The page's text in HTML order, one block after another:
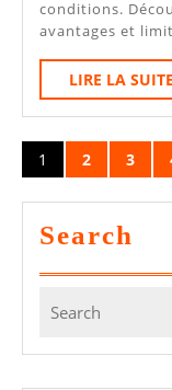
W
:
CT
Ou
En
conditions.
avantages et
LIRE LA SUITE
Pagination
des
publications
1 2 3
Search
for: